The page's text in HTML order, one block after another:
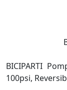
BICIPARTI
100psi,